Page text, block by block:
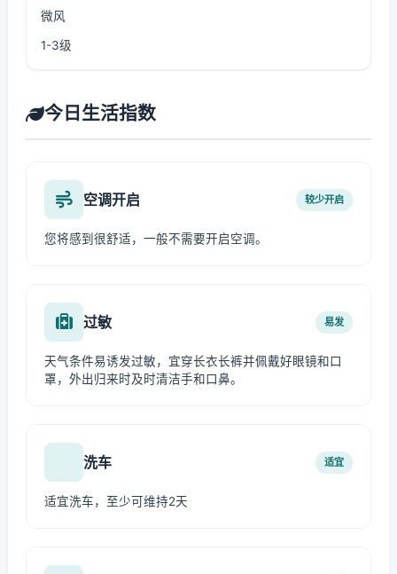
微风
1-3级
今日生活指数
空调开启 较少开启
您将感到很舒适，一般不需要开启空调。
过敏 易发
天气条件易诱发过敏，宜穿长衣长裤并佩戴好眼镜和口
罩，外出归来时及时清洁手和口鼻。
洗车 适宜
适宜洗车，至少可维持2天